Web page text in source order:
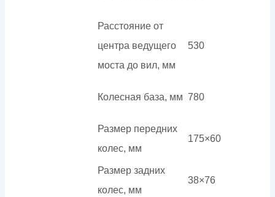
Расстояние от
центра ведущего
моста до вил, мм
530
Колесная база, мм 780
Размер передних
колес, мм
175×60
Размер задних
колес, мм
38×76